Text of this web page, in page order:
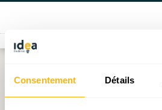
Consentement Détails
Skip
content
Étiquette :